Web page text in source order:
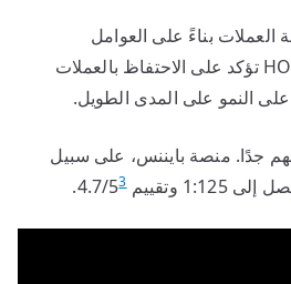
العملات بناءً على العوامل
الاقتصادية. استراتيجية HODL تؤكد على الاحتفاظ بالعملات
على النمو على المدى الطويل.
جدًا. منصة بايننس، على سبيل
وتقييم 4.7/5
3
.